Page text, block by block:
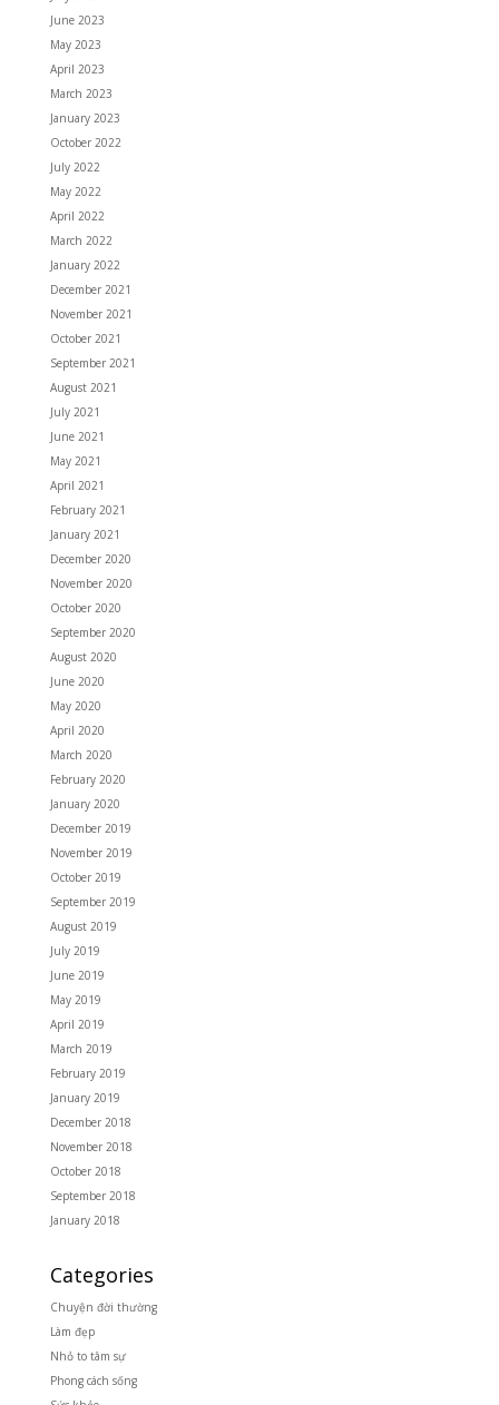
June 2023
May 2023
April 2023
March 2023
January 2023
October 2022
July 2022
May 2022
April 2022
March 2022
January 2022
December 2021
November 2021
October 2021
September 2021
August 2021
July 2021
June 2021
May 2021
April 2021
February 2021
January 2021
December 2020
November 2020
October 2020
September 2020
August 2020
June 2020
May 2020
April 2020
March 2020
February 2020
January 2020
December 2019
November 2019
October 2019
September 2019
August 2019
July 2019
June 2019
May 2019
April 2019
March 2019
February 2019
January 2019
December 2018
November 2018
October 2018
September 2018
January 2018
Categories
Chuyện đời thường
Làm đẹp
Nhỏ to tâm sự
Phong cách sống